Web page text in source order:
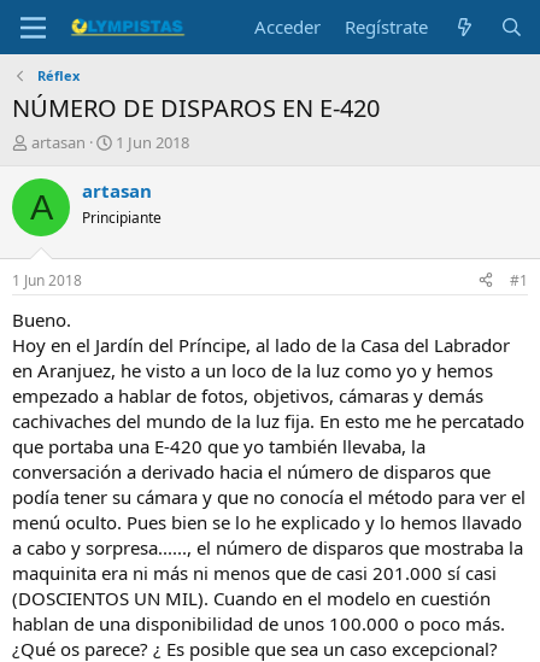
Acceder Regístrate
Réflex
NÚMERO DE DISPAROS EN E-420
I
i
c
a
o
r
e
l
t
e
m
a
artasan
F
c
h
a
i
c
o
1 Jun 2018
A artasan
Principiante
1 Jun 2018 #1
Bueno.
Hoy en el Jardín del Príncipe, al lado de la Casa del Labrador
en Aranjuez, he visto a un loco de la luz como yo y hemos
empezado a hablar de fotos, objetivos, cámaras y demás
cachivaches del mundo de la luz fija. En esto me he percatado
que portaba una E-420 que yo también llevaba, la
conversación a derivado hacia el número de disparos que
podía tener su cámara y que no conocía el método para ver el
menú oculto. Pues bien se lo he explicado y lo hemos llavado
a cabo y sorpresa......, el número de disparos que mostraba la
maquinita era ni más ni menos que de casi 201.000 sí casi
(DOSCIENTOS UN MIL). Cuando en el modelo en cuestión
hablan de una disponibilidad de unos 100.000 o poco más.
¿Qué os parece? ¿ Es posible que sea un caso excepcional?